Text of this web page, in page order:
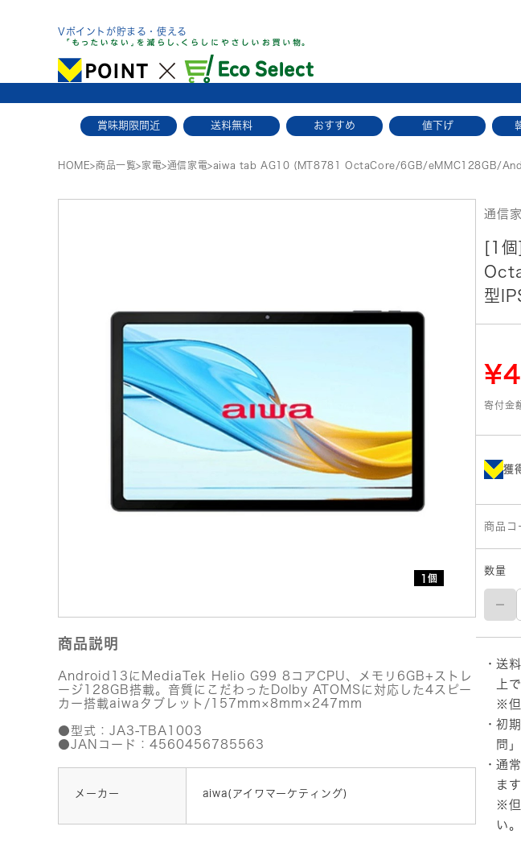
Vポイントが貯まる・使える
賞味期限間近 送料無料 おすすめ 値下げ
HOME>商品一覧>家電>通信家電>aiwa tab AG10 (MT8781 OctaCore/6GB/eMMC128GB/
1個
商品説明
Android13にMediaTek Helio G99 8コアCPU、メモリ6GB+ストレ
ージ128GB搭載。音質にこだわったDolby ATOMSに対応した4スピー
カー搭載aiwaタブレット/157mm×8mm×247mm
●型式：JA3-TBA1003
●JANコード：4560456785563
メーカー aiwa(アイワマーケティング)
通信
[1
型
寄付金
獲
商品
数量
型
個
送
上
※但
初
問」
通
ます
※但
い。